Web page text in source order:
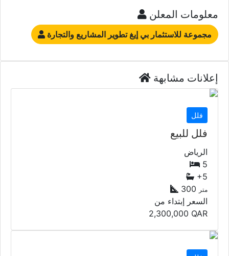
معلومات المعلن
مجموعة للاستثمار بي إيغ تطوير المشاريع والتجارة
إعلانات مشابهة
فلل
فلل للبيع
الرياض
5
+5
300
متر
السعر إبتداء من
2,300,000 QAR